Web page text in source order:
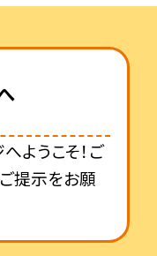
ようこそ！ご
提示をお願